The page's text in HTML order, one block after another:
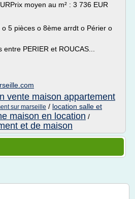
moyen au m² : 3 736 EUR
o 5 pièces o 8ème arrdt o Périer o
PERIER et ROUCAS...
vente maison appartement
sur marseille / location salle et
maison en location /
et de maison